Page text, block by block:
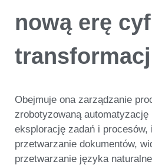
nową erę
Obejmuje ona zarządzanie
zrobotyzowaną automatyzację
eksplorację zadań i procesów,
przetwarzanie dokumentów,
przetwarzanie języka